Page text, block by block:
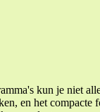
kun je niet
en het compacte